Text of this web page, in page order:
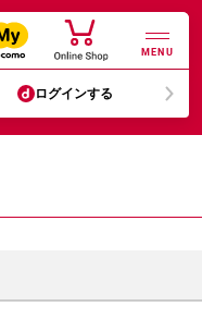
MENU
ログインする